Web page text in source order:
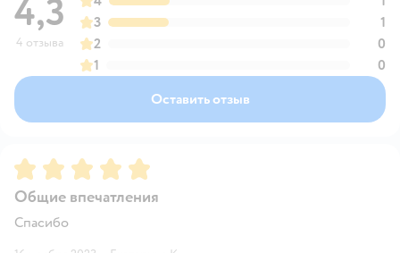
4,3
4 отзыва
3
1
2
0
1
0
Оставить отзыв
Рейтинг:5
Общие впечатления
Спасибо